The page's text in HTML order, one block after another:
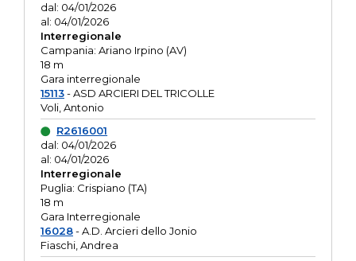
dal: 04/01/2026
al: 04/01/2026
Interregionale
Campania: Ariano Irpino (AV)
18 m
Gara interregionale
15113- ASD ARCIERI DEL TRICOLLE
Voli, Antonio
R2616001
dal: 04/01/2026
al: 04/01/2026
Interregionale
Puglia: Crispiano (TA)
18 m
Gara Interregionale
16028- A.D. Arcieri dello Jonio
Fiaschi, Andrea